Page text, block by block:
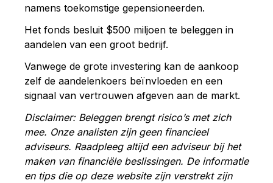
namens toekomstige gepensioneerden.
Het fonds besluit $500 miljoen te beleggen in
aandelen van een groot bedrijf.
Vanwege de grote investering kan de aankoop
zelf de aandelenkoers beïnvloeden en een
signaal van vertrouwen afgeven aan de markt.
Disclaimer: Beleggen brengt risico’s met zich
mee. Onze analisten zijn geen financieel
adviseurs. Raadpleeg altijd een adviseur bij het
maken van financiële beslissingen. De informatie
en tips die op deze website zijn verstrekt zijn